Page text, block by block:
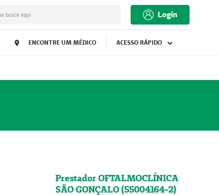
busca aqui Login
ENCONTRE UM MÉDICO ACESSO RÁPIDO
Prestador OFTALMOCLÍNICA
SÃO GONÇALO (55004164-2)